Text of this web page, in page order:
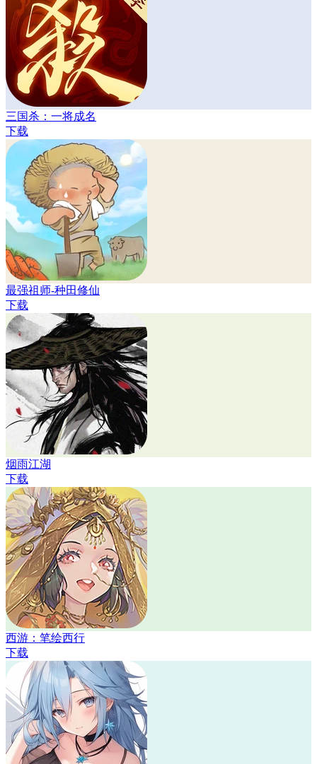
三国杀：一将成名
下载
最强祖师-种田修仙
下载
烟雨江湖
下载
西游：笔绘西行
下载